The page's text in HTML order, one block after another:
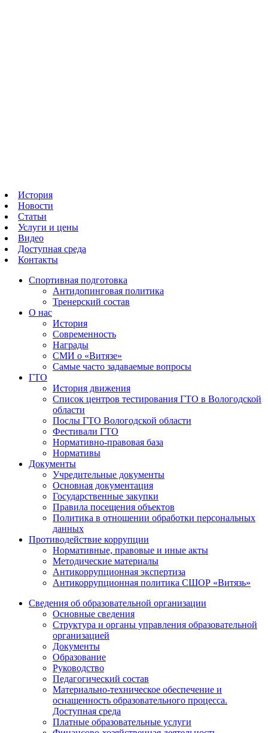
История
Новости
Статьи
Услуги и цены
Видео
Доступная среда
Контакты
Спортивная подготовка
Антидопинговая политика
Тренерский состав
О нас
История
Современность
Награды
СМИ о «Витязе»
Самые часто задаваемые вопросы
ГТО
История движения
Список центров тестирования ГТО в Вологодской
области
Послы ГТО Вологодской области
Фестивали ГТО
Нормативно-правовая база
Нормативы
Документы
Учредительные документы
Основная документация
Государственные закупки
Правила посещения объектов
Политика в отношении обработки персональных
данных
Противодействие коррупции
Нормативные, правовые и иные акты
Методические материалы
Антикоррупционная экспертиза
Антикоррупционная политика СШОР «Витязь»
Сведения об образовательной организации
Основные сведения
Структура и органы управления образовательной
организацией
Документы
Образование
Руководство
Педагогический состав
Материально-техническое обеспечение и
оснащенность образовательного процесса.
Доступная среда
Платные образовательные услуги